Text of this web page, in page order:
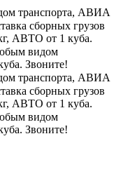
транспорта, АВИА
сборных грузов
АВТО от 1 куба.
видом
Звоните!
транспорта, АВИА
сборных грузов
АВТО от 1 куба.
видом
Звоните!